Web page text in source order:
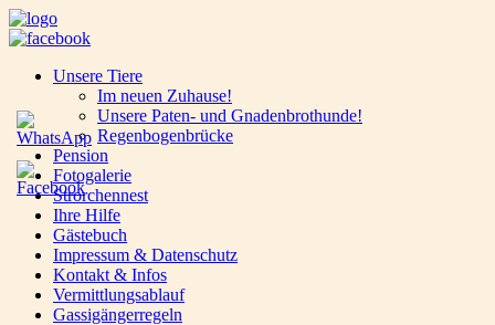
Unsere Tiere
Im neuen Zuhause!
Unsere Paten- und Gnadenbrothunde!
Regenbogenbrücke
Pension
Fotogalerie
Strorchennest
Ihre Hilfe
Gästebuch
Impressum & Datenschutz
Kontakt & Infos
Vermittlungsablauf
Gassigängerregeln